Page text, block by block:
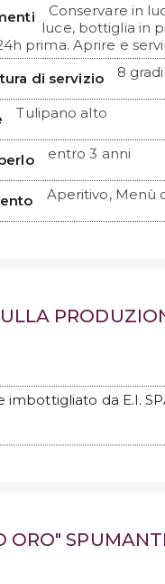
Conservare in
luce, bottiglia in
prima. Aprire e
di servizio
8 gradi
Tulipano alto
entro 3 anni
Aperitivo, Menù
imbottigliato da E.I.
ORO"